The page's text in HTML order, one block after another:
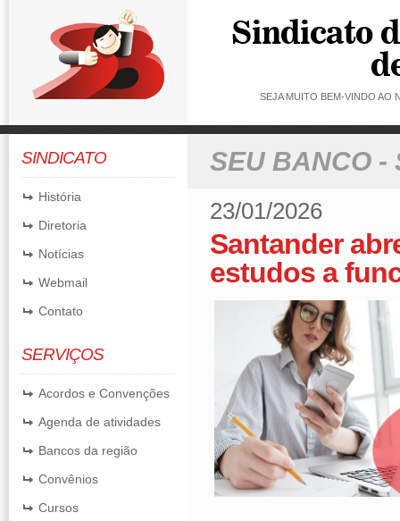
SEJA MUITO BEM-VINDO
SINDICATO
História
Diretoria
Notícias
Webmail
Contato
SERVIÇOS
Acordos e Convenções
Agenda de atividades
Bancos da região
Convênios
Cursos
SEU BANCO -
23/01/2026
Santander
estudos a